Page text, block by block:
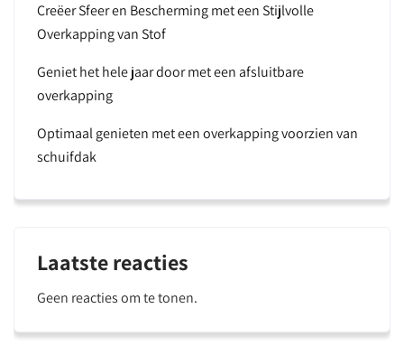
Creëer Sfeer en Bescherming met een Stijlvolle
Overkapping van Stof
Geniet het hele jaar door met een afsluitbare
overkapping
Optimaal genieten met een overkapping voorzien van
schuifdak
Laatste reacties
Geen reacties om te tonen.